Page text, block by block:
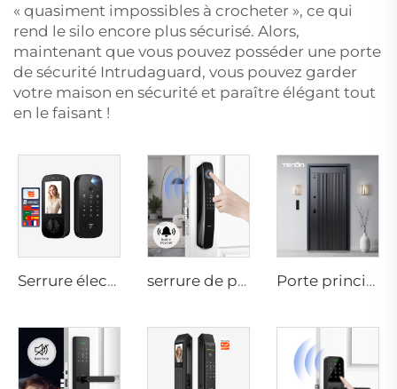
« quasiment impossibles à crocheter », ce qui
rend le silo encore plus sécurisé. Alors,
maintenant que vous pouvez posséder une porte
de sécurité Intrudaguard, vous pouvez garder
votre maison en sécurité et paraître élégant tout
en le faisant !
Serrure électrique numérique intelligente avec reconnaissance d'empreinte digitale, des veines de la main, carte d'accès pour domicile Tenon K10 Pro serrure de porte avec reconnaissance 3D du visage, caméra, empreinte digitale, mot de passe, veines de la main Tenon A9 Pro Porte principale résidentielle intelligente en aluminium de luxe pour sécurité M8